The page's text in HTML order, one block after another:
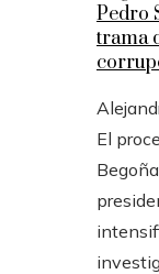
Pedro
trama
El